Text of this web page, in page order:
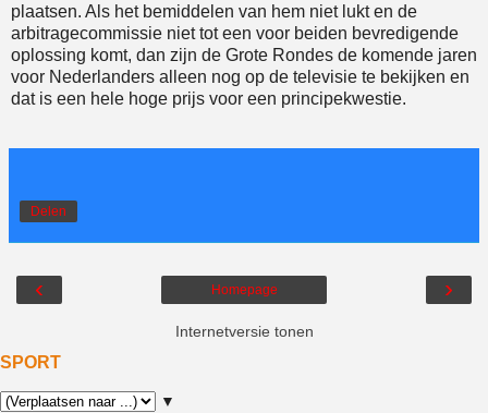
plaatsen. Als het bemiddelen van hem niet lukt en de
arbitragecommissie niet tot een voor beiden bevredigende
oplossing komt, dan zijn de Grote Rondes de komende jaren
voor Nederlanders alleen nog op de televisie te bekijken en
dat is een hele hoge prijs voor een principekwestie.
Delen
‹ ›
Homepage
Internetversie tonen
SPORT
▼